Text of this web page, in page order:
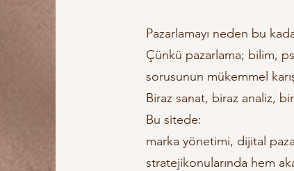
Pazarlamayı neden bu
Çünkü pazarlama; bilim,
sorusunun mükemmel
Biraz sanat, biraz analiz,
Bu sitede:
marka yönetimi, dijital
stratejikonularında hem